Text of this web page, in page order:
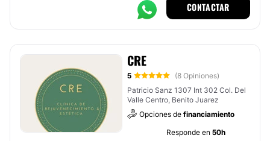
CONTACTAR
CRE
5
(8 Opiniones)
Patricio Sanz 1307 Int 302 Col. Del
Valle Centro, Benito Juarez
Opciones de financiamiento
Responde en 50h